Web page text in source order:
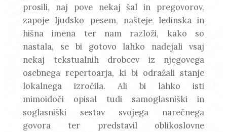
prosili, naj pove nekaj šal in pregovorov,
zapoje ljudsko pesem, našteje ledinska in
hišna imena ter nam razloži, kako so
nastala, se bi gotovo lahko nadejali vsaj
nekaj tekstualnih drobcev iz njegovega
osebnega repertoarja, ki bi odražali stanje
lokalnega izročila. Ali bi lahko isti
mimoidoči opisal tudi samoglasniški in
soglasniški sestav svojega narečnega
govora ter predstavil oblikoslovne